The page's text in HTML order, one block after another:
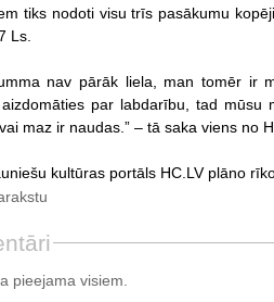
tiks nodoti visu trīs pasākumu
Ls.
nav pārāk liela, man tomēr ir
par labdarību, tad
maz ir naudas.” – tā saka viens no
kultūras portāls HC.LV plāno
pieejama visiem.